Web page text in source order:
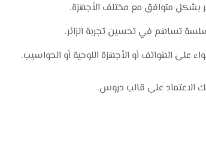
متوافق مع مختلف الأجهزة.
تساهم في تحسين تجربة الزائر.
الهواتف أو الأجهزة اللوحية أو الحواسيب.
الاعتماد على قالب دروس.